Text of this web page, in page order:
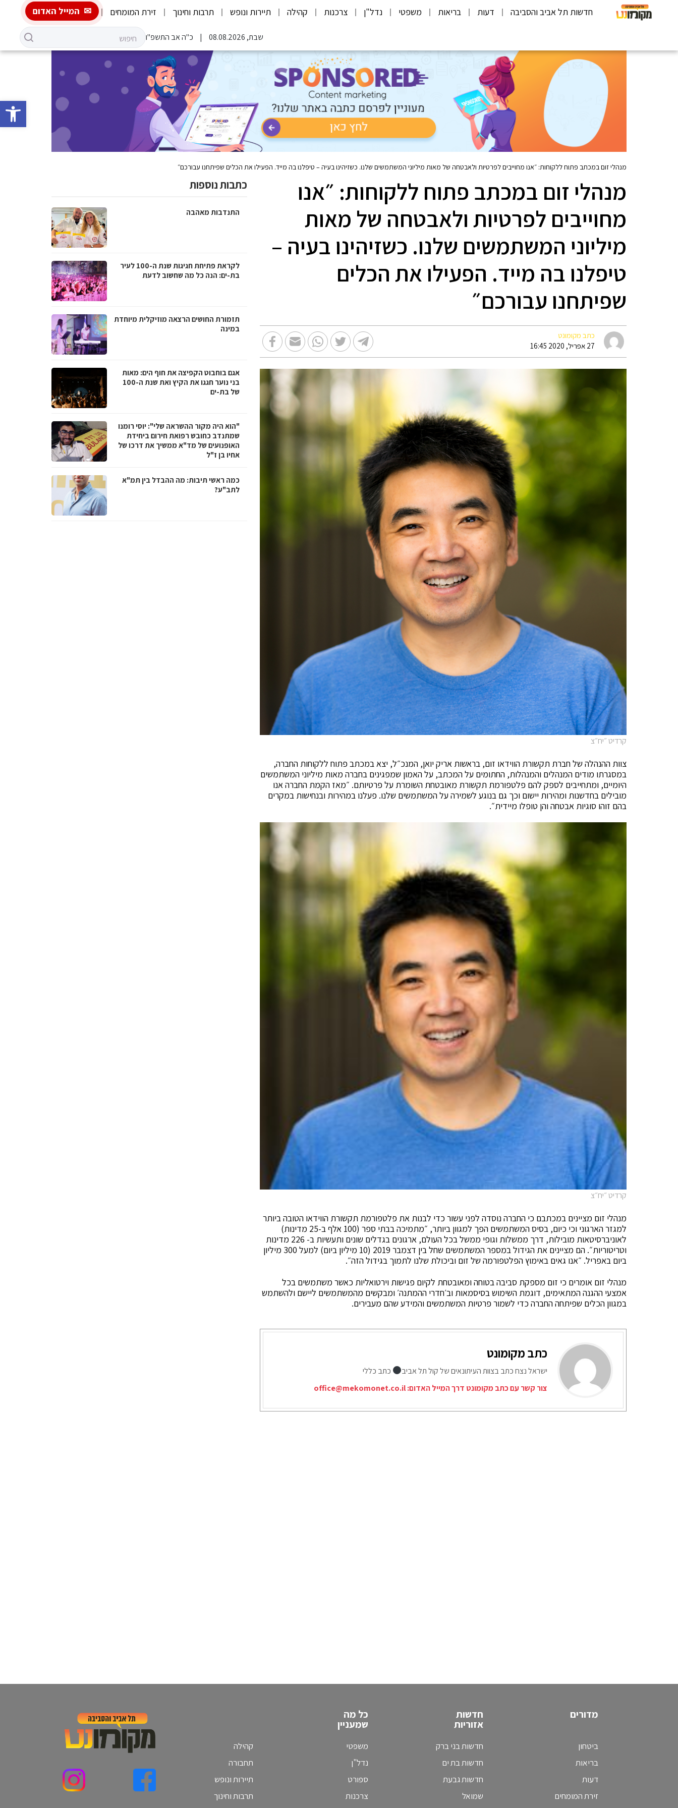
פתח
חדשות תל אביב והסביבה דעות בריאות משפטי נדל"ן צרכנות קהילה תיירות ונופש תרבות וחינוך זירת המומחים המייל האדום
שבת, 08.08.2026 כ"ה אב התשפ"ו
מנהלי זום במכתב פתוח ללקוחות: ״אנו מחוייבים לפרטיות ולאבטחה של מאות מיליוני המשתמשים שלנו. כשזיהינו בעיה – טיפלנו בה מייד. הפעילו את הכלים שפיתחנו עבורכם״
מנהלי זום במכתב פתוח ללקוחות: ״אנו
מחוייבים לפרטיות ולאבטחה של מאות
מיליוני המשתמשים שלנו. כשזיהינו בעיה –
טיפלנו בה מייד. הפעילו את הכלים
שפיתחנו עבורכם״
כתב מקומונט
27 אפריל, 2020 16:45
קרדיט ״יח״צ
צוות ההנהלה של חברת תקשורת הווידאו זום, בראשות אריק יואן, המנכ״ל, יצא במכתב פתוח ללקוחות החברה,
במסגרתו מודים המנהלים והמנהלות, החתומים על המכתב, על האמון שמפגינים בחברה מאות מיליוני המשתמשים
היומיים, ומתחייבים לספק להם פלטפורמת תקשורת מאובטחת השומרת על פרטיותם. ״מאז הקמת החברה אנו
מובילים בחדשנות ומהירות יישום וכך גם בנוגע לשמירה על המשתמשים שלנו. פעלנו במהירות ובנחישות במקרים
בהם זוהו סוגיות אבטחה והן טופלו מיידית״.
קרדיט ״יח״צ
מנהלי זום מציינים במכתבם כי החברה נוסדה לפני עשור כדי לבנות את פלטפורמת תקשורת הווידאו הטובה ביותר
למגזר הארגוני וכי כיום, בסיס המשתמשים הפך למגוון ביותר, ״מתמיכה בבתי ספר (100 אלף ב-25 מדינות)
לאוניברסיטאות מובילות, דרך ממשלות וגופי ממשל בכל העולם, ארגונים בגדלים שונים ותעשיות ב- 226 מדינות
וטריטוריות״. הם מציינים את הגידול במספר המשתמשים שחל בין דצמבר 2019 (10 מיליון ביום) למעל 300 מיליון
ביום באפריל. ״אנו גאים באימוץ הפלטפורמה של זום וביכולת שלנו לתמוך בגידול הזה״.
מנהלי זום אומרים כי זום מספקת סביבה בטוחה ומאובטחת לקיום פגישות וירטואליות כאשר משתמשים בכל
אמצעי ההגנה המתאימים, דוגמת השימוש בסיסמאות וב׳חדרי ההמתנה׳ ומבקשים מהמשתמשים ליישם ולהשתמש
במגוון הכלים שפיתחה החברה כדי לשמור פרטיות המשתמשים והמידע שהם מעבירים.
כתב מקומונט
ישראל נצח כתב בצוות העיתונאים של קול תל אביב
כתב כללי
צור קשר עם כתב מקומונט דרך המייל האדום:office@mekomonet.co.il
כתבות נוספות
התנדבות מאהבה
לקראת פתיחת חגיגות שנת ה-100 לעיר
בת-ים: הנה כל מה שחשוב לדעת
תזמורת החושים הרצאה מוזיקלית מיוחדת
במינה
אגם בוחבוט הקפיצה את חוף הים: מאות
בני נוער חגגו את הקיץ ואת שנת ה-100
של בת-ים
"הוא היה מקור ההשראה שלי": יוסי רומנו
שמתנדב כחובש רפואת חירום ביחידת
האופנועים של מד"א ממשיך את דרכו של
אחיו בן ז"ל
כמה ראשי תיבות: מה ההבדל בין תמ"א
לתב"ע?
מדורים
ביטחון
בריאות
דעות
זירת המומחים
חדשות
אזוריות
חדשות בני ברק
חדשות בת ים
חדשות גבעת
שמואל
כל מה
שמעניין
משפטי
נדל"ן
ספורט
צרכנות
קהילה
תחבורה
תיירות ונופש
תרבות וחינוך